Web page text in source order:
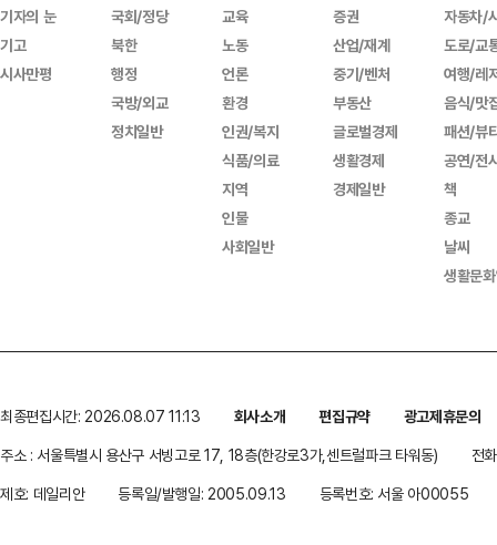
기자의 눈
기고
시사만평
국회/정당
북한
행정
국방/외교
정치일반
교육
노동
언론
환경
인권/복지
식품/의료
지역
인물
사회일반
증권
산업/재계
중기/벤처
부동산
글로벌경제
생활경제
경제일반
자동차/
도로/교
여행/레
음식/맛
패션/뷰
공연/전
책
종교
날씨
생활문
최종편집시간: 2026.08.07 11:13 회사소개 편집규약
광고제휴문의
주소 : 서울특별시 용산구 서빙고로 17, 18층(한강로3가,센트럴파크 타워동)
전
제호: 데일리안
등록일/발행일: 2005.09.13 등록번호: 서울 아00055